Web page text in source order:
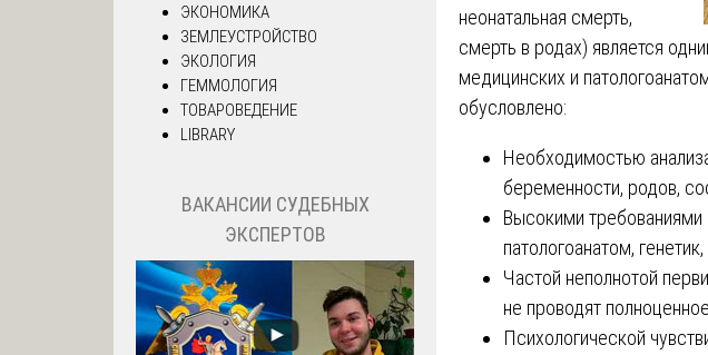
неонатальная смерть,
смерть в родах) является
медицинских и
обусловлено:
Необходимостью
беременности, родов,
Высокими требованиями
патологоанатом, генетик,
Частой неполнотой
не проводят
Психологической
ЭКОНОМИКА
ЗЕМЛЕУСТРОЙСТВО
ЭКОЛОГИЯ
ГЕММОЛОГИЯ
ТОВАРОВЕДЕНИЕ
LIBRARY
ВАКАНСИИ СУДЕБНЫХ
ЭКСПЕРТОВ